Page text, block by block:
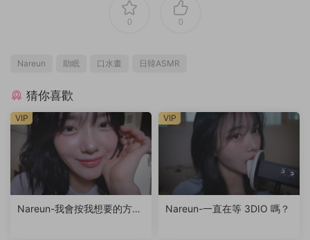
0 0
Nareun 助眠 口水畫 日韓ASMR
猜你喜歡
Nareun-我會按我想要的方式
VIP
Nareun-一直在等 3DIO 嗎？
VIP